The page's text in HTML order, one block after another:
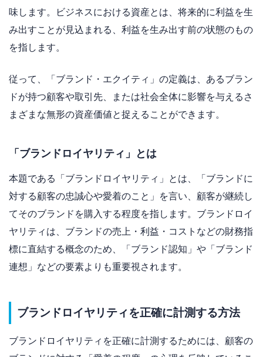
味します。ビジネスにおける資産とは、将来的に利益を生
み出すことが見込まれる、利益を生み出す前の状態のもの
を指します。
従って、「ブランド・エクイティ」の定義は、あるブラン
ドが持つ顧客や取引先、または社会全体に影響を与えるさ
まざまな無形の資産価値と捉えることができます。
「ブランドロイヤリティ」とは
本題である「ブランドロイヤリティ」とは、「ブランドに
対する顧客の忠誠心や愛着のこと」を言い、顧客が継続し
てそのブランドを購入する程度を指します。ブランドロイ
ヤリティは、ブランドの売上・利益・コストなどの財務指
標に直結する概念のため、「ブランド認知」や「ブランド
連想」などの要素よりも重要視されます。
ブランドロイヤリティを正確に計測する方法
ブランドロイヤリティを正確に計測するためには、顧客の